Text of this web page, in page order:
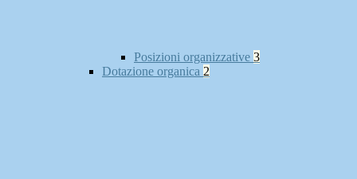
Posizioni organizzative 3
Dotazione organica 2